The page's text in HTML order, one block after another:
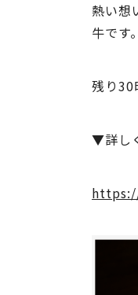
熱い想
牛です
残り30
▼詳し